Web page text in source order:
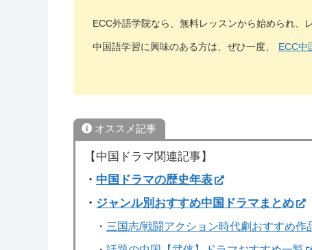
ECC外語学院なら、無料レッスンから始められ、
中国語学習に興味のある方は、ぜひ一度、 ECC中
オススメ記事
【中国ドラマ関連記事】
・ 中国ドラマの歴史年表
・ ジャンル別おすすめ中国ドラマまとめ
・ 三国志/戦闘アクション時代劇おすすめ作